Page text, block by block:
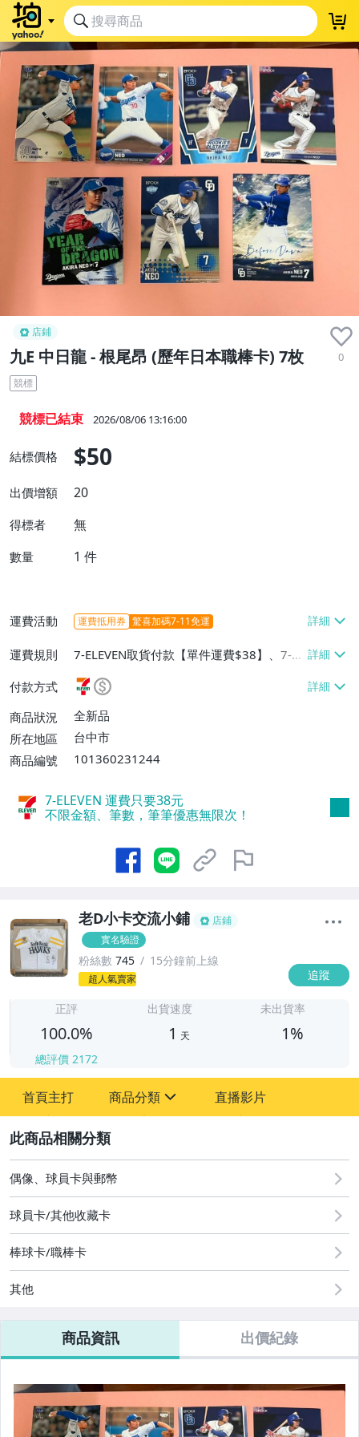
店鋪
九E 中日龍 - 根尾昂 (歷年日本職棒卡) 7枚 0
競標
競標已結束 2026/08/06 13:16:00
結標價格 $50
出價增額 20
得標者 無
數量 1 件
運費活動 運費抵用券 驚喜加碼7-11免運
運費規則
7-ELEVEN取貨付款【單件運費$38】、7-EL
EVEN取貨不付款【單件運費$38】、宅配/
貨運【單件運費$60、消費滿$1000免運
費】、郵局掛號【單件運費$31、滿10件或
消費滿$700免運費】、低溫配送【單件運
付款方式
商品狀況
全新品
所在地區
台中市
商品編號
101360231244
7-ELEVEN 運費只要38元
不限金額、筆數，筆筆優惠無限次！
老D小卡交流小鋪
店鋪
實名驗證
粉絲數 745 15分鐘前上線
超人氣賣家 追蹤
正評
100.0%
總評價 2172
出貨速度
1 天
未出貨率
1%
首頁主打 商品分類
其它
直播影片
偶像、球員卡與郵幣
球員卡/其他收藏卡
棒球卡/職棒卡
其他
商品資訊 出價紀錄